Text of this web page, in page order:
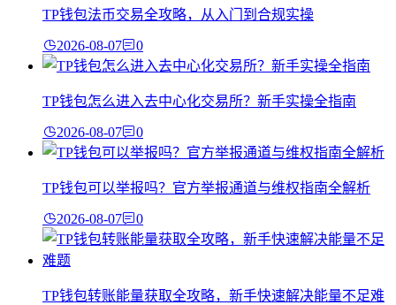
TP钱包法币交易全攻略，从入门到合规实操
2026-08-07 0
TP钱包怎么进入去中心化交易所？新手实操全指南
2026-08-07 0
TP钱包可以举报吗？官方举报通道与维权指南全解析
2026-08-07 0
TP钱包转账能量获取全攻略，新手快速解决能量不足难